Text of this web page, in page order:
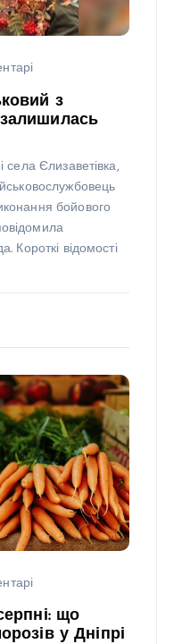
з
села Єлизаветівка,
бойового
Короткі відомості
що
у Дніпрі